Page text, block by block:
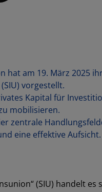
hat am 19. März 2025
vorgestellt.
Kapital für
mobilisieren.
zentrale
eine effektive Aufsicht.
(SIU) handelt es